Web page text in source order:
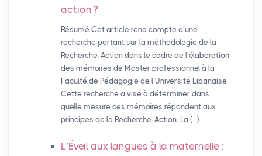
action ?
Résumé Cet article rend compte d’une
recherche portant sur la méthodologie de la
Recherche-Action dans le cadre de l’élaboration
des mémoires de Master professionnel à la
Faculté de Pédagogie de l’Université Libanaise.
Cette recherche a visé à déterminer dans
quelle mesure ces mémoires répondent aux
principes de la Recherche-Action. La (…)
L’Éveil aux langues à la maternelle :